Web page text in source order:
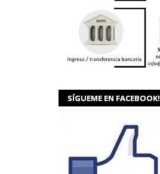
SÍGUEME EN FACEBOOK!